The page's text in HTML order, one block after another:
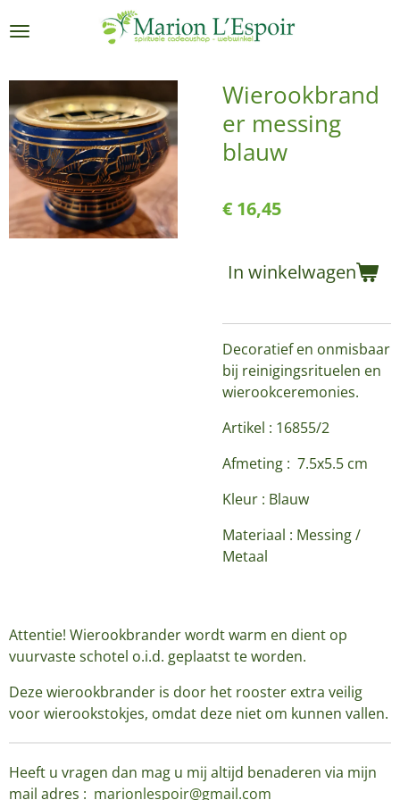
direct
de
hoofdinhoud
Wierookbrand
er messing
blauw
€ 16,45
In winkelwagen
Decoratief en onmisbaar
bij reinigingsrituelen en
wierookceremonies.
Artikel : 16855/2
Afmeting : 7.5x5.5 cm
Kleur : Blauw
Materiaal : Messing /
Metaal
Attentie! Wierookbrander wordt warm en dient op
vuurvaste schotel o.i.d. geplaatst te worden.
Deze wierookbrander is door het rooster extra veilig
voor wierookstokjes, omdat deze niet om kunnen vallen.
Heeft u vragen dan mag u mij altijd benaderen via mijn
mail adres : marionlespoir@gmail.com